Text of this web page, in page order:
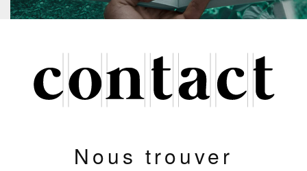
Nous trouver